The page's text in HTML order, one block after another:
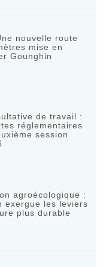
nouvelle route
mise en
Gounghin
de travail :
réglementaires
session
agroécologique :
exergue les leviers
plus durable